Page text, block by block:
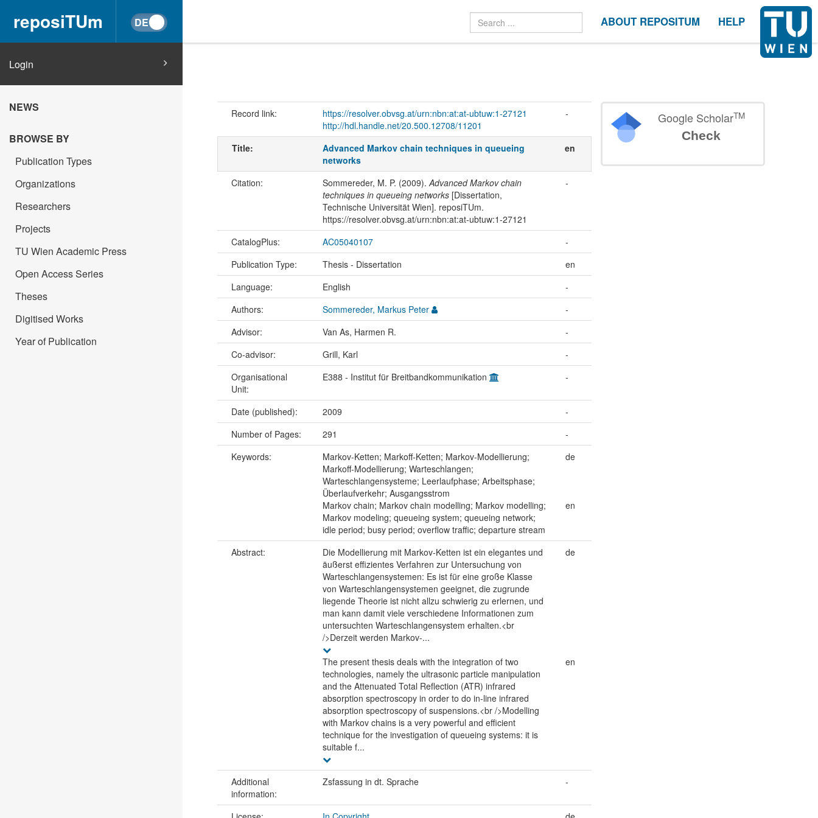
reposiTUm ABOUT REPOSITUM HELP
Login
NEWS
BROWSE BY
Publication Types
Organizations
Researchers
Projects
TU Wien Academic Press
Open Access Series
Theses
Digitised Works
Year of Publication
Record link:
https://resolver.obvsg.at/urn:nbn:at:at-ubtuw:1-27121
http://hdl.handle.net/20.500.12708/11201
-
Title:
Advanced Markov chain techniques in queueing
networks
en
Citation: Sommereder, M. P. (2009).Advanced Markov chain
techniques in queueing networks[Dissertation,
Technische Universität Wien]. reposiTUm.
https://resolver.obvsg.at/urn:nbn:at:at-ubtuw:1-27121
-
CatalogPlus: AC05040107
-
Publication Type:
Thesis - Dissertation
en
Language:
English
-
Authors:
Sommereder, Markus Peter
-
Advisor:
Van As, Harmen R.
-
Co-advisor:
Grill, Karl
-
Organisational
Unit:
E388 - Institut für Breitbandkommunikation -
Date (published): 2009
-
Number of Pages:
291
-
Keywords:
Markov-Ketten; Markoff-Ketten; Markov-Modellierung;
Markoff-Modellierung; Warteschlangen;
Warteschlangensysteme; Leerlaufphase; Arbeitsphase;
Überlaufverkehr; Ausgangsstrom
de
Markov chain; Markov chain modelling; Markov modelling;
Markov modeling; queueing system; queueing network;
idle period; busy period; overflow traffic; departure stream
en
Abstract:
Die Modellierung mit Markov-Ketten ist ein elegantes und
äußerst effizientes Verfahren zur Untersuchung von
Warteschlangensystemen: Es ist für eine große Klasse
von Warteschlangensystemen geeignet, die zugrunde
liegende Theorie ist nicht allzu schwierig zu erlernen, und
man kann damit viele verschiedene Informationen zum
untersuchten Warteschlangensystem erhalten.<br
/>Derzeit werden Markov-...
de
The present thesis deals with the integration of two
technologies, namely the ultrasonic particle manipulation
and the Attenuated Total Reflection (ATR) infrared
absorption spectroscopy in order to do in-line infrared
absorption spectroscopy of suspensions.<br />Modelling
with Markov chains is a very powerful and efficient
technique for the investigation of queueing systems: it is
suitable f...
en
Additional
information:
Zsfassung in dt. Sprache -
Google ScholarTM
Check